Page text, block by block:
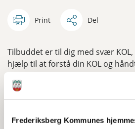
Frederiksberg Kommunes
Print Del
Tilbuddet er til dig med svær
hjælp til at forstå din KOL og
lungesygdom.
hjemmemonitorering